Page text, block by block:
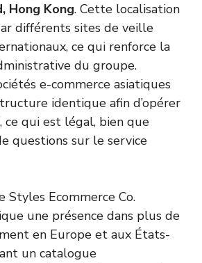
Hong Kong. Cette localisation
différents sites de veille
ce qui renforce la
du groupe.
e-commerce asiatiques
identique afin d’opérer
ce qui est légal, bien que
questions sur le service
Styles Ecommerce Co.
une présence dans plus de
en Europe et aux États-
un catalogue